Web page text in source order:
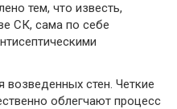
тем, что известь,
СК, сама по себе
возведенных стен. Четкие
облегчают процесс